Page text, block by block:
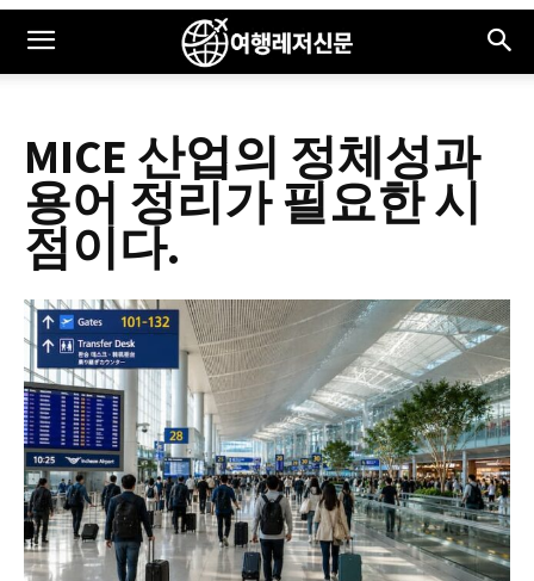
MICE 산업의 정체성과
용어 정리가 필요한 시
점이다.